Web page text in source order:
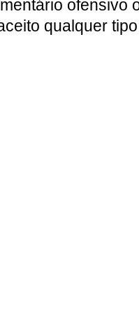
ofensivo
qualquer